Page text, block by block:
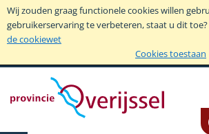
Wij zouden graag functionele cookies willen
gebruikerservaring te verbeteren, staat u dit toe?
de cookiewet
Cookies toestaan